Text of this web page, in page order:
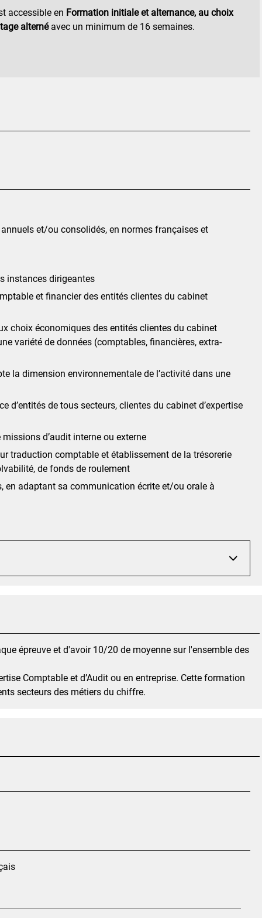
accessible en Formation initiale et alternance, au choix
alternéavec un minimum de 16 semaines.
et/ou consolidés, en normes françaises et
instances dirigeantes
et financier des entités clientes du cabinet
choix économiques des entités clientes du cabinet
variété de données (comptables, financières, extra-
la dimension environnementale de l’activité dans une
d’entités de tous secteurs, clientes du cabinet d’expertise
d’audit interne ou externe
traduction comptable et établissement de la trésorerie
de fonds de roulement
en adaptant sa communication écrite et/ou orale à
épreuve et d'avoir 10/20 de moyenne sur l'ensemble des
Comptable et d’Audit ou en entreprise. Cette formation
secteurs des métiers du chiffre.